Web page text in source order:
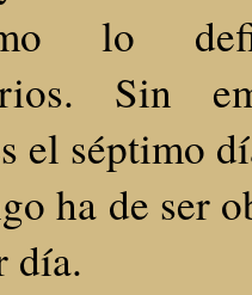
lo
Sin
el séptimo
ha de ser
día.